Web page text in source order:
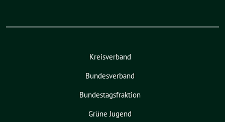
Kreisverband
Bundesverband
Bundestagsfraktion
Grüne Jugend